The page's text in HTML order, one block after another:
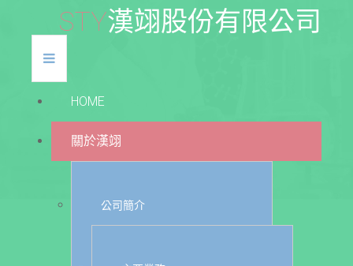
STY漢翊股份有限公司
HOME
關於漢翊
公司簡介